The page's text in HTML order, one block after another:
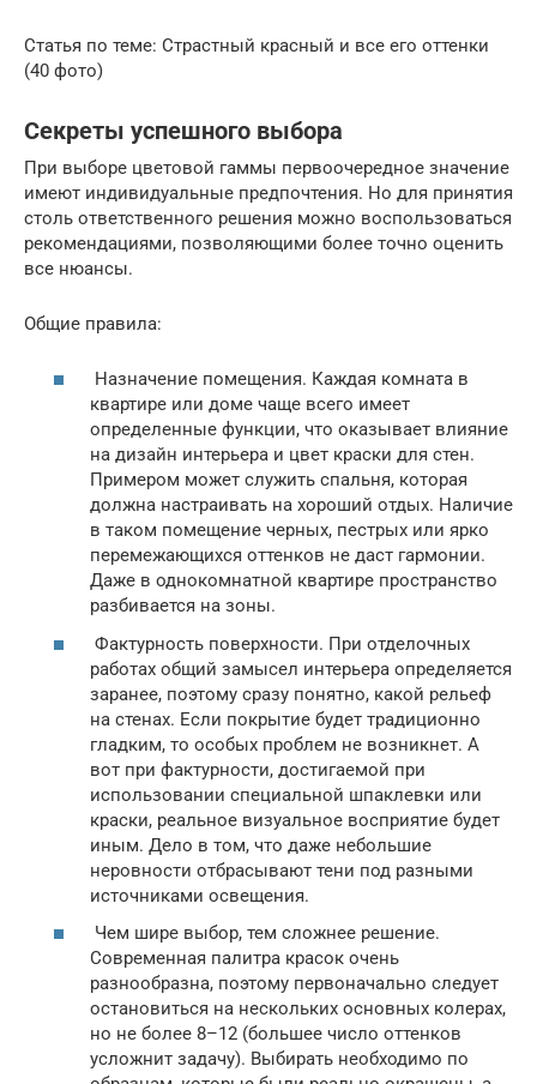
Статья по теме: Страстный красный и все его оттенки
(40 фото)
Секреты успешного выбора
При выборе цветовой гаммы первоочередное значение
имеют индивидуальные предпочтения. Но для принятия
столь ответственного решения можно воспользоваться
рекомендациями, позволяющими более точно оценить
все нюансы.
Общие правила:
Назначение помещения. Каждая комната в
квартире или доме чаще всего имеет
определенные функции, что оказывает влияние
на дизайн интерьера и цвет краски для стен.
Примером может служить спальня, которая
должна настраивать на хороший отдых. Наличие
в таком помещение черных, пестрых или ярко
перемежающихся оттенков не даст гармонии.
Даже в однокомнатной квартире пространство
разбивается на зоны.
Фактурность поверхности. При отделочных
работах общий замысел интерьера определяется
заранее, поэтому сразу понятно, какой рельеф
на стенах. Если покрытие будет традиционно
гладким, то особых проблем не возникнет. А
вот при фактурности, достигаемой при
использовании специальной шпаклевки или
краски, реальное визуальное восприятие будет
иным. Дело в том, что даже небольшие
неровности отбрасывают тени под разными
источниками освещения.
Чем шире выбор, тем сложнее решение.
Современная палитра красок очень
разнообразна, поэтому первоначально следует
остановиться на нескольких основных колерах,
но не более 8–12 (большее число оттенков
усложнит задачу). Выбирать необходимо по